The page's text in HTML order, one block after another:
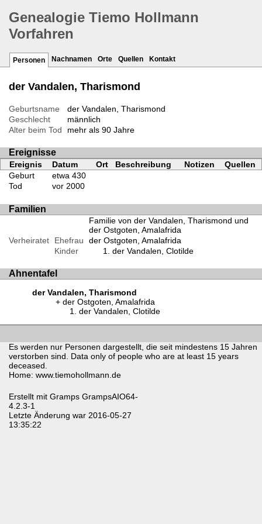
Genealogie Tiemo Hollmann
Vorfahren
Personen Nachnamen Orte Quellen Kontakt
der Vandalen, Tharismond
Geburtsname
der Vandalen, Tharismond
Geschlecht
männlich
Alter beim Tod
mehr als 90 Jahre
Ereignisse
Ereignis Datum Ort Beschreibung Notizen
Quellen
Geburt
etwa 430
Tod
vor 2000
Familien
Familie von der Vandalen, Tharismond und
der Ostgoten, Amalafrida
Verheiratet
Ehefrau
der Ostgoten, Amalafrida
Kinder
der Vandalen, Clotilde
Ahnentafel
der Vandalen, Tharismond
der Ostgoten, Amalafrida
der Vandalen, Clotilde
Es werden nur Personen dargestellt, die seit mindestens 15 Jahren
verstorben sind. Data only of people who are at least 15 years
deceased.
Home: www.tiemohollmann.de
Erstellt mit Gramps GrampsAIO64-
4.2.3-1
Letzte Änderung war 2016-05-27
13:35:22